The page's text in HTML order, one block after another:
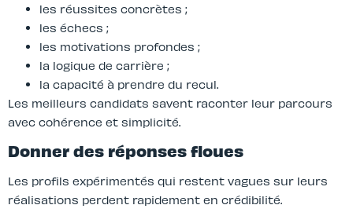
les réussites concrètes ;
les échecs ;
les motivations profondes ;
la logique de carrière ;
la capacité à prendre du recul.
Les meilleurs candidats savent raconter leur parcours
avec cohérence et simplicité.
Donner des réponses floues
Les profils expérimentés qui restent vagues sur leurs
réalisations perdent rapidement en crédibilité.